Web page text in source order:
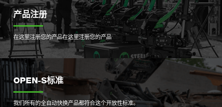
产品注册
在这里注册您的产品在这里注册您的产品
OPEN-S标准
我们所有的全自动快换产品都符合这个开放性标准。